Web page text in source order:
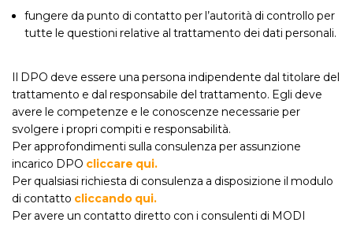
fungere da punto di contatto per l’autorità di controllo per
tutte le questioni relative al trattamento dei dati personali.
Il DPO deve essere una persona indipendente dal titolare del
trattamento e dal responsabile del trattamento. Egli deve
avere le competenze e le conoscenze necessarie per
svolgere i propri compiti e responsabilità.
Per approfondimenti sulla consulenza per assunzione
incarico DPO cliccare qui.
Per qualsiasi richiesta di consulenza a disposizione il modulo
di contatto cliccando qui.
Per avere un contatto diretto con i consulenti di MODI